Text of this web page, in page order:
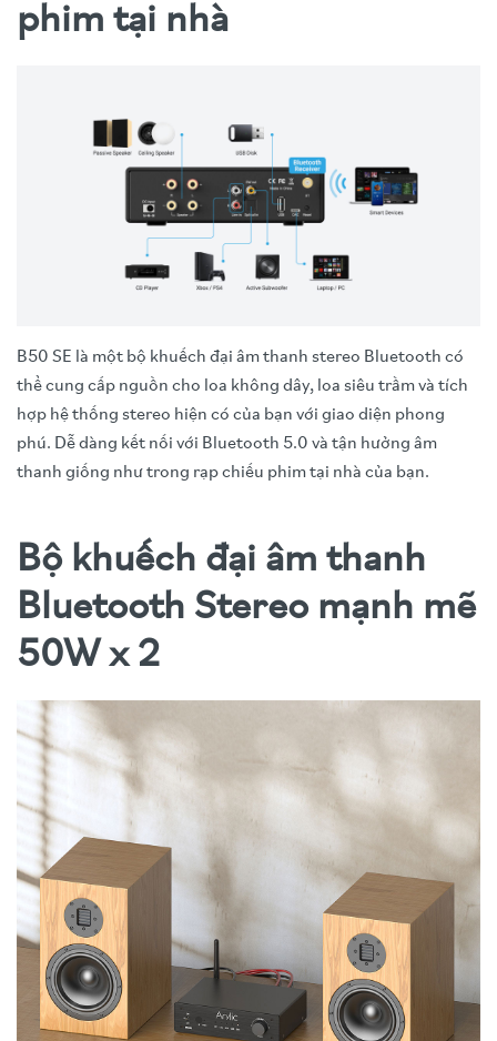
phim tại nhà
B50 SE là một bộ khuếch đại âm thanh stereo Bluetooth có
thể cung cấp nguồn cho loa không dây, loa siêu trầm và tích
hợp hệ thống stereo hiện có của bạn với giao diện phong
phú. Dễ dàng kết nối với Bluetooth 5.0 và tận hưởng âm
thanh giống như trong rạp chiếu phim tại nhà của bạn.
Bộ khuếch đại âm thanh
Bluetooth Stereo mạnh mẽ
50W x 2